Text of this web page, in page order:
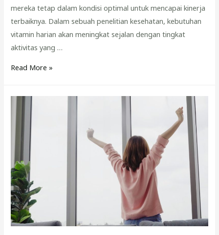
mereka tetap dalam kondisi optimal untuk mencapai kinerja
terbaiknya. Dalam sebuah penelitian kesehatan, kebutuhan
vitamin harian akan meningkat sejalan dengan tingkat
aktivitas yang …
Olahragawan
Ini
Manfaat
Vitamin
untuk
Atlet
dan
Olahragawan
Read More »